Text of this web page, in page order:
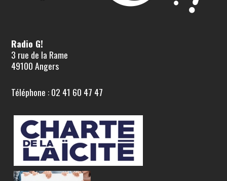
Radio G!
3 rue de la Rame
49100 Angers
Téléphone : 02 41 60 47 47